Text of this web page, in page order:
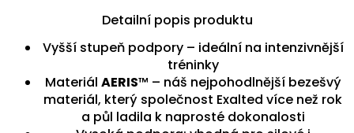
Detailní popis produktu
Vyšší stupeň podpory – ideální na intenzivnější
tréninky
Materiál AERIS™ – náš nejpohodlnější bezešvý
materiál, který společnost Exalted více než rok
a půl ladila k naprosté dokonalosti